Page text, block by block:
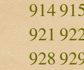
914
921
928